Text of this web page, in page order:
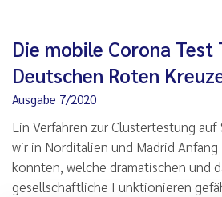
Die mobile Corona Test
Deutschen Roten
Ausgabe 7/2020
Ein Verfahren zur Clustertestung auf
wir in Norditalien und Madrid Anfang
konnten, welche dramatischen und
gesellschaftliche Funktionieren